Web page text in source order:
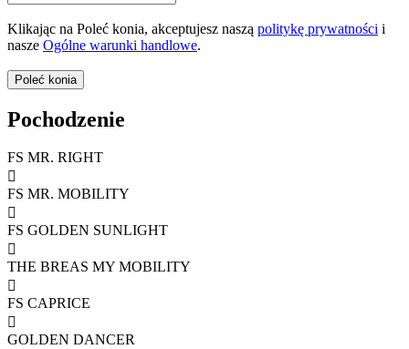
Klikając na Poleć konia, akceptujesz naszą politykę prywatności i
nasze Ogólne warunki handlowe.
Pochodzenie
FS MR. RIGHT

FS MR. MOBILITY

FS GOLDEN SUNLIGHT

THE BREAS MY MOBILITY

FS CAPRICE

GOLDEN DANCER